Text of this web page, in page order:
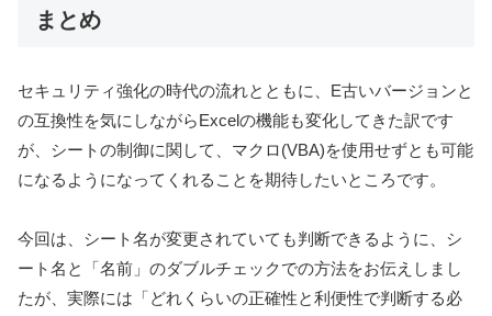
まとめ
セキュリティ強化の時代の流れとともに、E古いバージョンと
の互換性を気にしながらExcelの機能も変化してきた訳です
が、シートの制御に関して、マクロ(VBA)を使用せずとも可能
になるようになってくれることを期待したいところです。
今回は、シート名が変更されていても判断できるように、シ
ート名と「名前」のダブルチェックでの方法をお伝えしまし
たが、実際には「どれくらいの正確性と利便性で判断する必